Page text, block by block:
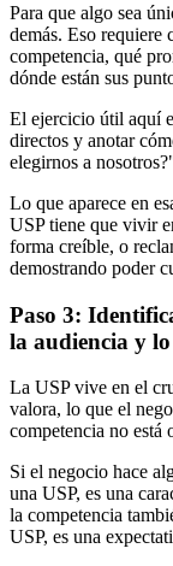
Para que algo sea
demás. Eso requiere
competencia, qué
dónde están sus
El ejercicio útil aquí
directos y anotar
elegirnos a
Lo que aparece en
USP tiene que vivir
forma creíble, o
demostrando poder
Paso 3:
la audiencia y
La USP vive en el
valora, lo que el
competencia no está
Si el negocio hace
una USP, es una
la competencia
USP, es una